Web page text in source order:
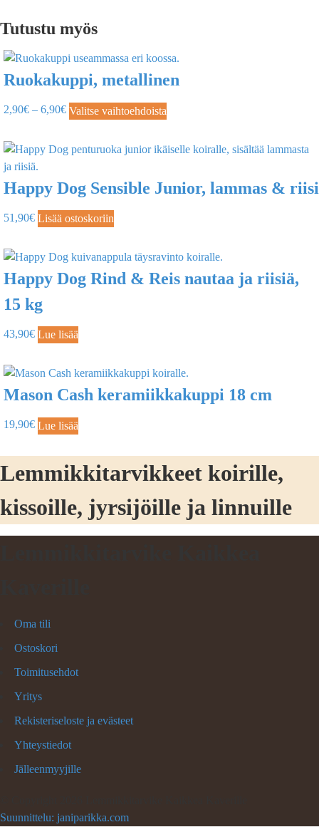
Tutustu myös
Ruokakuppi, metallinen
2,90€ – 6,90€ Valitse vaihtoehdoista
Happy Dog Sensible Junior, lammas & riisi
51,90€ Lisää ostoskoriin
Happy Dog Rind & Reis nautaa ja riisiä,
15 kg
43,90€ Lue lisää
Mason Cash keramiikkakuppi 18 cm
19,90€ Lue lisää
Lemmikkitarvikkeet koirille,
kissoille, jyrsijöille ja linnuille
Oma tili
Ostoskori
Toimitusehdot
Yritys
Rekisteriseloste ja evästeet
Yhteystiedot
Jälleenmyyjille
Suunnittelu: janiparikka.com